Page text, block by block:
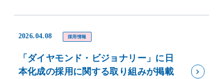
2026.04.08 採用情報
「ダイヤモンド・ビジョナリー」に日
本化成の採用に関する取り組みが掲載